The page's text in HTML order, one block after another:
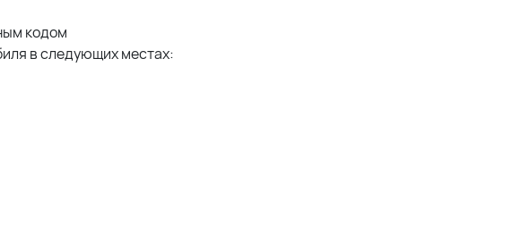
кодом
в следующих местах: